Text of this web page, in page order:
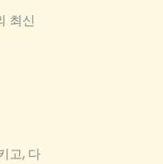
최신
고, 다